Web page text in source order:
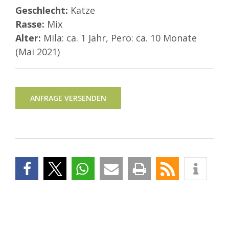
Geschlecht: Katze
Rasse: Mix
Alter: Mila: ca. 1 Jahr, Pero: ca. 10 Monate
(Mai 2021)
ANFRAGE VERSENDEN